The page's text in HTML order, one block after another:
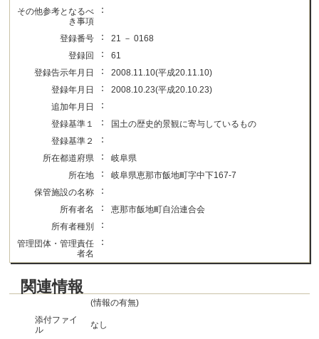
その他参考となるべ
き事項
：
登録番号 ：
21 － 0168
登録回
：
61
登録告示年月日
：
2008.11.10(平成20.11.10)
登録年月日
：
2008.10.23(平成20.10.23)
追加年月日
：
登録基準１ ：
国土の歴史的景観に寄与しているもの
登録基準２
：
所在都道府県 ：
岐阜県
所在地
：
岐阜県恵那市飯地町字中下167-7
保管施設の名称
：
所有者名 ：
恵那市飯地町自治連合会
所有者種別
：
管理団体・管理責任
者名
：
関連情報
(情報の有無)
添付ファイ
ル
なし